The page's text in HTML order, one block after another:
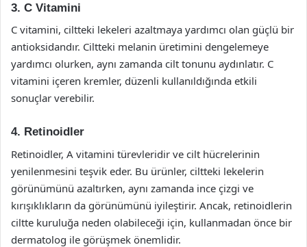
3. C Vitamini
C vitamini, ciltteki lekeleri azaltmaya yardımcı olan güçlü bir
antioksidandır. Ciltteki melanin üretimini dengelemeye
yardımcı olurken, aynı zamanda cilt tonunu aydınlatır. C
vitamini içeren kremler, düzenli kullanıldığında etkili
sonuçlar verebilir.
4. Retinoidler
Retinoidler, A vitamini türevleridir ve cilt hücrelerinin
yenilenmesini teşvik eder. Bu ürünler, ciltteki lekelerin
görünümünü azaltırken, aynı zamanda ince çizgi ve
kırışıklıkların da görünümünü iyileştirir. Ancak, retinoidlerin
ciltte kuruluğa neden olabileceği için, kullanmadan önce bir
dermatolog ile görüşmek önemlidir.